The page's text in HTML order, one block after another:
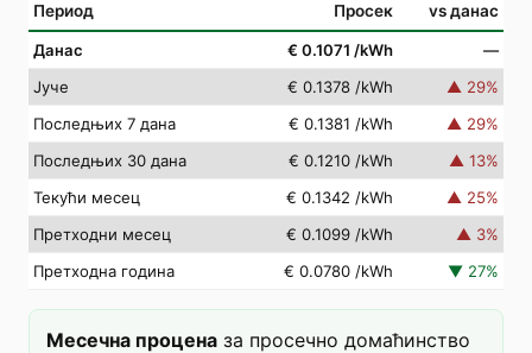
Период Просек vs данас
Данас € 0.1071 /kWh
—
Јуче
€ 0.1378 /kWh ▲ 29%
Последњих 7 дана
€ 0.1381 /kWh ▲ 29%
Последњих 30 дана
€ 0.1210 /kWh ▲ 13%
Текући месец
€ 0.1342 /kWh ▲ 25%
Претходни месец
€ 0.1099 /kWh ▲ 3%
Претходна година
€ 0.0780 /kWh ▼ 27%
Месечна процена за просечно домаћинство